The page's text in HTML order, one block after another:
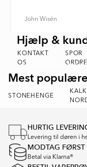
John Wisén
ItemHjælp &
KONTAKT
OS
SPOR
SHOWROOM I
Mest populære
STONEHENGE
SAPHIR
1
of
8
HURTIG
Levering til døren i
MODTAG FØRST
Betal via Klarna®